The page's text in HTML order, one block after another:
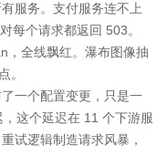
服务。支付服务连不上
每个请求都返回 503。
，全线飘红。瀑布图像抽
。
一个配置变更，只是一
这个延迟在 11 个下游服
试逻辑制造请求风暴，